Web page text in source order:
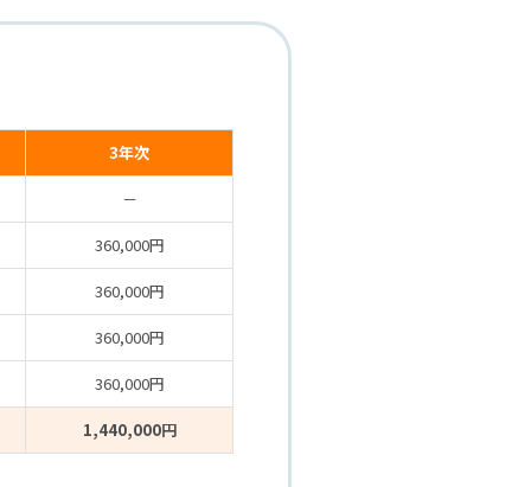
3年次
－
360,000円
360,000円
360,000円
360,000円
1,440,000円